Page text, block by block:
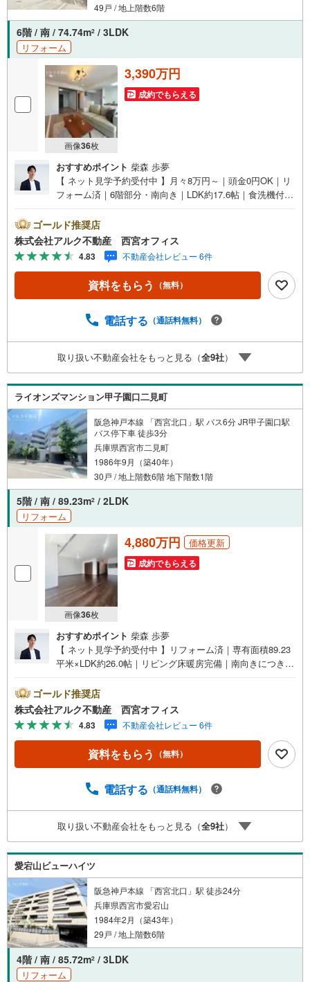
49戸 / 地上階数6階
6階 / 南 / 74.74m2 / 3LDK
リフォーム
画像36枚
3,390万円
成約でもらえる
おすすめポイント 柴森 歩夢
【 ネット見学予約受付中 】月々8万円～｜頭金0円OK｜リ
フォーム済｜6階部分・南向き｜LDK約17.6帖｜食洗機付カ
■6階部分につき開放感があり、眺望も良好！■家族でゆっ
たり過ごせるLDK約17.6帖！■全棟総戸数194戸の大規模マ
ンション！【リフォーム内容（2026年7月20日完成）】＜
水回り新規交換＞システムキッチン/ユニットバス/洗面化粧
台/トイレ＜設備・内装＞配管更新/建具交換/食洗機新設/全
室クロス張替え/床材張替え＜その他＞ハウスクリーニング
当社はJRさくら夙川駅より徒歩3分の立地に店舗を構えて
幅広い物件をご紹介可能です。キッズスペースやおむつ替
えスペースも完備しており、お子さま連れでも安心してご
来店いただけます。住宅ローンに強く、事前審査のサポー
トや金融機関のご提案、お客様一人ひとりに合わせた無理
のない資金計画のご提案までトータルでサポートいたしま
す。
ゴールド推奨店
株式会社アルク不動産 西宮オフィス
4.83 不動産会社レビュー 6件
資料をもらう （無料）
電話する （通話料無料）
取り扱い不動産会社をもっと見る（全9社）
ライオンズマンション甲子園口二見町
阪急神戸本線 「西宮北口」駅 バス6分 JR甲子園口駅
バス停下車 徒歩3分
兵庫県西宮市二見町
1986年9月（築40年）
30戸 / 地上階数6階 地下階数1階
5階 / 南 / 89.23m2 / 2LDK
リフォーム
画像36枚
4,880万円 価格更新
成約でもらえる
おすすめポイント 柴森 歩夢
【 ネット見学予約受付中 】リフォーム済｜専有面積89.23
平米×LDK約26.0帖｜リビング床暖房完備｜南向きにつき陽
徒歩3分【リフォーム内容（2025年5月完成）】＜水回り＞
システムキッチン/トイレ/洗面化粧台＜内装＞クロス貼替/
フローリング貼替/床暖房新規設置【 周辺環境 】■瓦木小学
校:徒歩13分（1002m）■深津中学校:徒歩19分（1552m）■
ライフ甲子園店:徒歩8分（617m）■西宮瓦林郵便局:徒歩14
分（1119m）【 アルク不動産について 】当社はJRさくら
の物件に限らず、阪神間エリアを中心に幅広い物件をご紹
しており、お子さま連れでも安心してご来店いただけま
す。住宅ローンに強く、事前審査のサポートや金融機関の
ご提案、お客様一人ひとりに合わせた無理のない資金計画
のご提案までトータルでサポートいたします。ローンに不
安のある方もお気軽にご相談ください。
ゴールド推奨店
株式会社アルク不動産 西宮オフィス
4.83 不動産会社レビュー 6件
資料をもらう （無料）
電話する （通話料無料）
取り扱い不動産会社をもっと見る（全9社）
愛宕山ビューハイツ
阪急神戸本線 「西宮北口」駅 徒歩24分
兵庫県西宮市愛宕山
1984年2月（築43年）
29戸 / 地上階数6階
4階 / 南 / 85.72m2 / 3LDK
リフォーム